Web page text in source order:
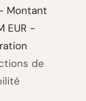
Montant
EUR -
de